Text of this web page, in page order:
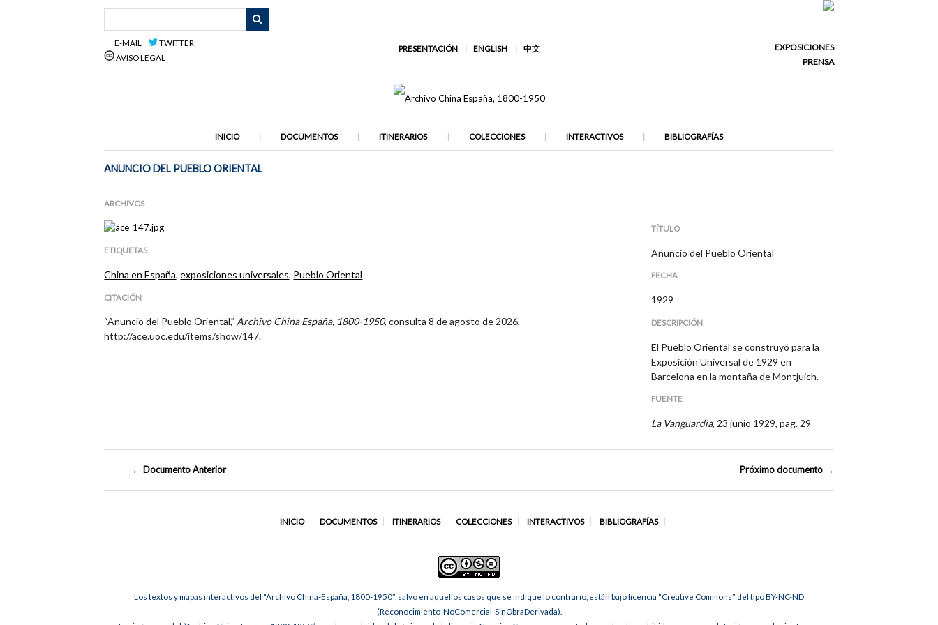
E-MAIL
TWITTER
AVISO LEGAL
PRESENTACIÓN ENGLISH 中文
EXPOSICIONES
PRENSA
INICIO DOCUMENTOS ITINERARIOS COLECCIONES INTERACTIVOS BIBLIOGRAFÍAS
ANUNCIO DEL PUEBLO ORIENTAL
ARCHIVOS
ETIQUETAS
China en España,exposiciones universales, Pueblo Oriental
CITACIÓN
“Anuncio del Pueblo Oriental,”Archivo China España, 1800-1950, consulta 8 de agosto de 2026,
http://ace.uoc.edu/items/show/147.
TÍTULO
Anuncio del Pueblo Oriental
FECHA
1929
DESCRIPCIÓN
El Pueblo Oriental se construyó para la
Exposición Universal de 1929 en
Barcelona en la montaña de Montjuich.
FUENTE
La Vanguardia, 23 junio 1929, pag. 29
← Documento Anterior Próximo documento →
INICIO DOCUMENTOS ITINERARIOS COLECCIONES INTERACTIVOS BIBLIOGRAFÍAS
Los textos y mapas interactivos del “Archivo China-España, 1800-1950”, salvo en aquellos casos que se indique lo contrario, están bajo licencia “Creative Commons” del tipo BY-NC-ND
(Reconocimiento-NoComercial-SinObraDerivada).